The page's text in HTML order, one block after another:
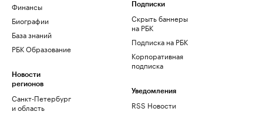
Финансы
Биографии
База знаний
РБК Образование
Новости
регионов
Санкт-Петербург
и область
Подписки
Скрыть баннеры
на РБК
Подписка на РБК
Корпоративная
подписка
Уведомления
RSS Новости